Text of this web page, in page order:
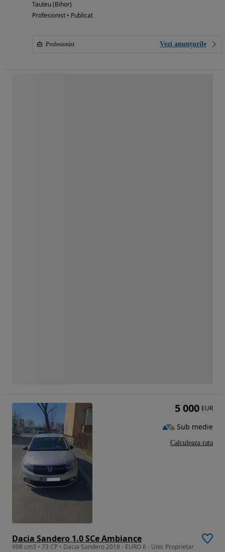
Tauteu (Bihor)
Profesionist • Publicat
Profesionist Vezi anunțurile
Dacia Sandero 1.0 SCe Ambiance
998 cm3 • 73 CP • Dacia Sandero 2018 - EURO 6 - Unic Proprietar
5 000 EUR
Sub medie
Calculeaza rata